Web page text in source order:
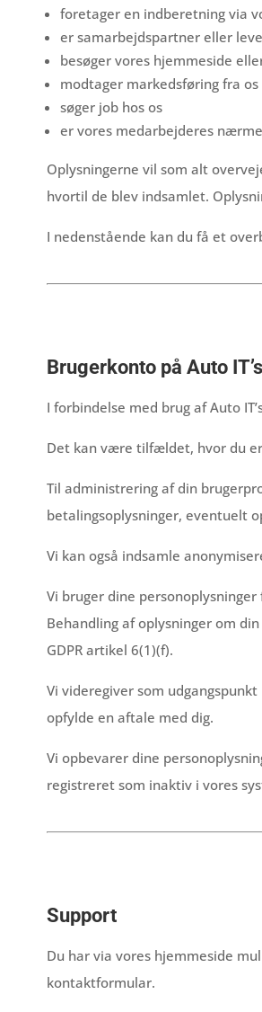
foretager en indberetning via
er samarbejdspartner eller
besøger vores hjemmeside
modtager markedsføring fra os
søger job hos os
er vores medarbejderes
Oplysningerne vil som alt
hvortil de blev indsamlet.
I nedenstående kan du få et
Brugerkonto på Auto
I forbindelse med brug af Auto
Det kan være tilfældet, hvor du
Til administrering af din
betalingsoplysninger, eventuelt
Vi kan også indsamle
Vi bruger dine
Behandling af oplysninger om
GDPR artikel 6(1)(f).
Vi videregiver som
opfylde en aftale med dig.
Vi opbevarer dine
registreret som inaktiv i vores
Support
Du har via vores hjemmeside
kontaktformular.